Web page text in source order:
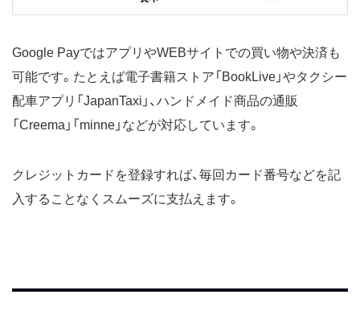
Google PayではアプリやWEBサイトでの買い物や決済も
可能です。たとえば電子書籍ストア「BookLive」やタクシー
配車アプリ「JapanTaxi」、ハンドメイド商品の通販
「Creema」「minne」などが対応しています。
クレジットカードを登録すれば、毎回カード番号などを記
入することなくスムーズに支払えます。